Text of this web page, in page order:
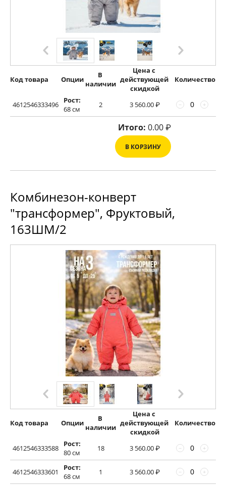
Код товара Опции
В
наличии
Цена с
действующей
скидкой
Количество
4612546333496
Рост:
68 см
2 3 560.00₽ +
−
Итого: 0.00₽
В КОРЗИНУ
Комбинезон-конверт
"трансформер", Фруктовый,
163ШМ/2
Код товара Опции
В
наличии
Цена с
действующей
скидкой
Количество
4612546333588
Рост:
80 см
18 3 560.00₽ +
−
4612546333601
Рост:
68 см
1 3 560.00₽ +
−